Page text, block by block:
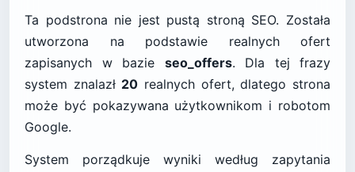
Ta podstrona nie jest pustą stroną SEO. Została
utworzona na podstawie realnych ofert
zapisanych w bazie seo_offers. Dla tej frazy
system znalazł 20 realnych ofert, dlatego strona
może być pokazywana użytkownikom i robotom
Google.
System porządkuje wyniki według zapytania